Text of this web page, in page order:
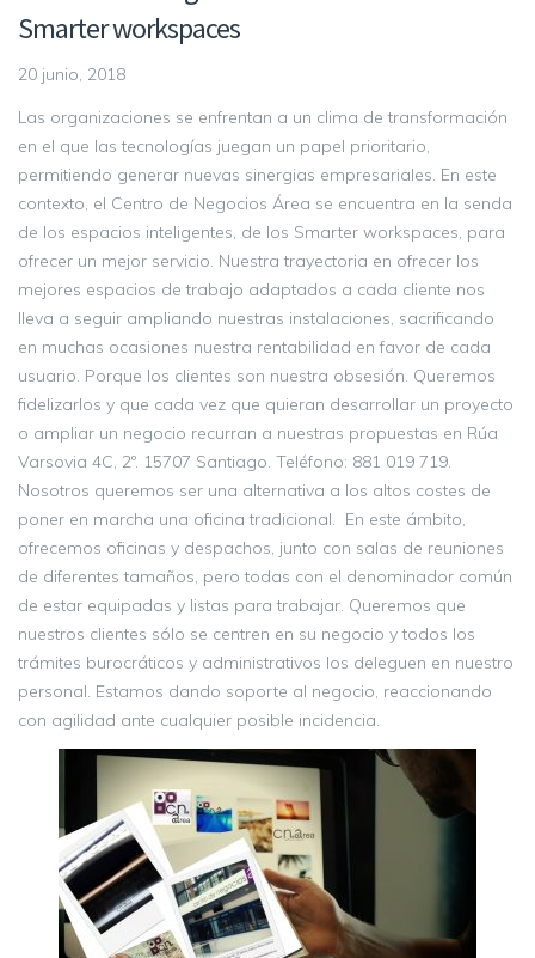
Smarter workspaces
20 junio, 2018
Las organizaciones se enfrentan a un clima de transformación
en el que las tecnologías juegan un papel prioritario,
permitiendo generar nuevas sinergias empresariales. En este
contexto, el Centro de Negocios Área se encuentra en la senda
de los espacios inteligentes, de los Smarter workspaces, para
ofrecer un mejor servicio. Nuestra trayectoria en ofrecer los
mejores espacios de trabajo adaptados a cada cliente nos
lleva a seguir ampliando nuestras instalaciones, sacrificando
en muchas ocasiones nuestra rentabilidad en favor de cada
usuario. Porque los clientes son nuestra obsesión. Queremos
fidelizarlos y que cada vez que quieran desarrollar un proyecto
o ampliar un negocio recurran a nuestras propuestas en Rúa
Varsovia 4C, 2º. 15707 Santiago. Teléfono: 881 019 719.
Nosotros queremos ser una alternativa a los altos costes de
poner en marcha una oficina tradicional. En este ámbito,
ofrecemos oficinas y despachos, junto con salas de reuniones
de diferentes tamaños, pero todas con el denominador común
de estar equipadas y listas para trabajar. Queremos que
nuestros clientes sólo se centren en su negocio y todos los
trámites burocráticos y administrativos los deleguen en nuestro
personal. Estamos dando soporte al negocio, reaccionando
con agilidad ante cualquier posible incidencia.